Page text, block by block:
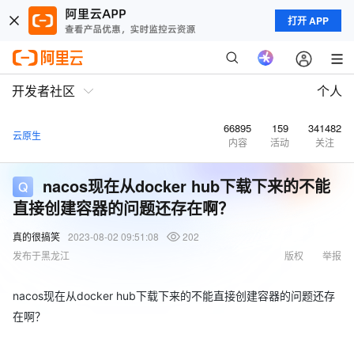
打开 APP
开发者社区 个人
云原生 66895
内容
159
活动
341482
关注
nacos现在从docker hub下载下来的不能
直接创建容器的问题还存在啊？
真的很搞笑 2023-08-02 09:51:08
202
发布于黑龙江
举报
版权
nacos现在从docker hub下载下来的不能直接创建容器的问题还存
在啊？